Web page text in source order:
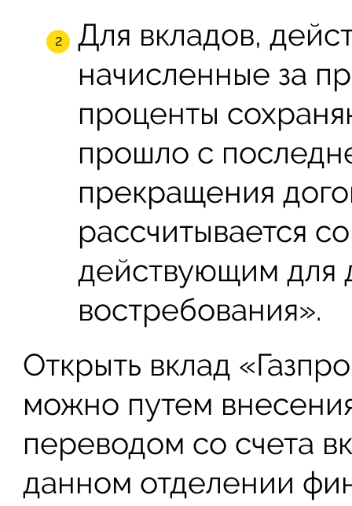
Для вкладов,
начисленные за
проценты
прошло с
прекращения
рассчитывается
действующим для
востребования».
Открыть вклад
можно путем
переводом со счета
данном отделении